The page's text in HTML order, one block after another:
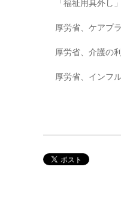
「福祉用具外
厚労省、ケアプ
厚労省、介護の
厚労省、インフ